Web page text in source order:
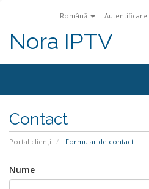
Română Autentificare
Nora IPTV
Contact
Portal clienți Formular de contact
Nume